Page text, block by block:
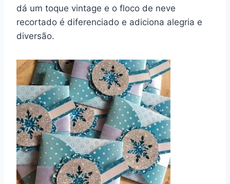
dá um toque vintage e o floco de neve
recortado é diferenciado e adiciona alegria e
diversão.